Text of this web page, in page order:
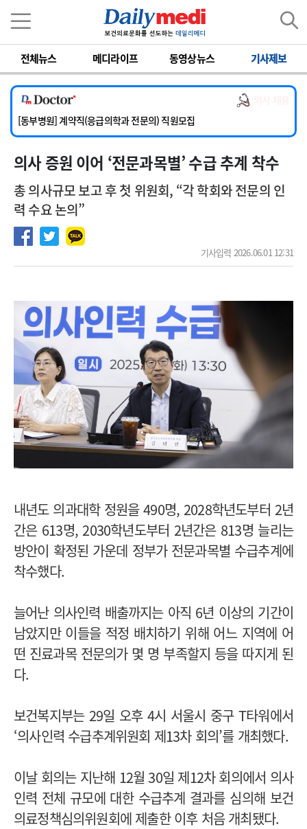
전체뉴스 메디라이프 동영상뉴스 기사제보
[서울아산병원] 2026년 하반기 인턴 모집
[영남대학교의료원] 마취통증의학과 임기제 임상의사 채용
[충남대학교병원] 소아청소년과(소아응급전담) 계약직 의사 공개채용
[동부병원] 계약직(응급의학과 전문의) 직원모집
[이대목동병원] 하반기 전공의(레지던트1년차) 모집
[서울아산병원] 2026년 하반기 인턴 모집
의사 증원 이어 ‘전문과목별’ 수급 추계 착수
총 의사규모 보고 후 첫 위원회, “각 학회와 전문의 인
력 수요 논의”
기사입력 2026.06.01 12:31
내년도 의과대학 정원을 490명, 2028학년도부터 2년
간은 613명, 2030학년도부터 2년간은 813명 늘리는
방안이 확정된 가운데 정부가 전문과목별 수급추계에
착수했다.
늘어난 의사인력 배출까지는 아직 6년 이상의 기간이
남았지만 이들을 적정 배치하기 위해 어느 지역에 어
떤 진료과목 전문의가 몇 명 부족할지 등을 따지게 된
다.
보건복지부는 29일 오후 4시 서울시 중구 T타워에서
‘의사인력 수급추계위원회 제13차 회의’를 개최했다.
이날 회의는 지난해 12월 30일 제12차 회의에서 의사
인력 전체 규모에 대한 수급추계 결과를 심의해 보건
의료정책심의위원회에 제출한 이후 처음 개최됐다.